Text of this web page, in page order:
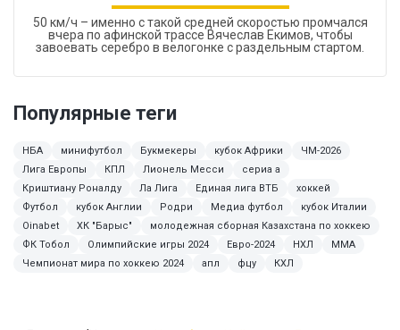
50 км/ч – именно с такой средней скоростью промчался
вчера по афинской трассе Вячеслав Екимов, чтобы
завоевать серебро в велогонке с раздельным стартом.
Популярные теги
НБА минифутбол Букмекеры кубок Африки
ЧМ-2026
Лига Европы
КПЛ Лионель Месси
сериа а
Криштиану Роналду
Ла Лига Единая лига ВТБ
хоккей
Футбол
кубок Англии Родри Медиа футбол
кубок Италии
Oinabet
ХК "Барыс"
молодежная сборная Казахстана по хоккею
ФК Тобол
Олимпийские игры 2024 Евро-2024 НХЛ
ММА
Чемпионат мира по хоккею 2024
апл фцу КХЛ